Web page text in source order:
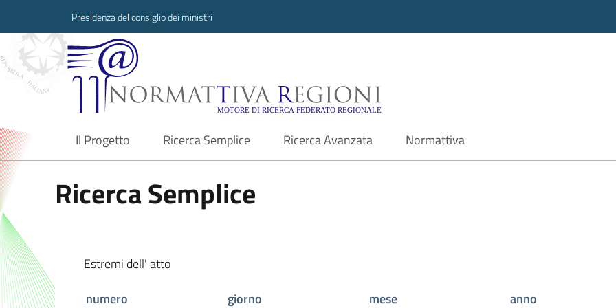
Presidenza del consiglio dei ministri
Normattiva Regioni - Motore di ricerca
Il Progetto
current Ricerca Semplice Ricerca Avanzata Normattiva
Ricerca Semplice
Estremi dell' atto
numero
giorno mese
anno